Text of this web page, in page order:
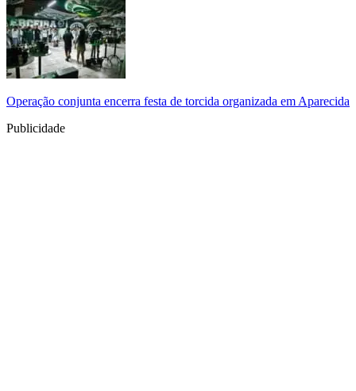
Operação conjunta encerra festa de torcida organizada em Aparecida
Publicidade